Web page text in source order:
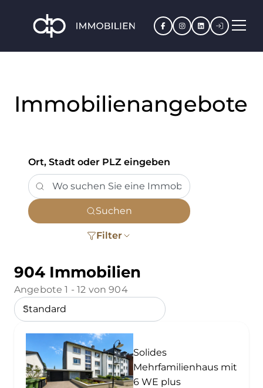
Facebook
Instagram
LinkedIn
Immobilienangebote
Ort, Stadt oder PLZ eingeben
Suchen
Filter
904 Immobilien
Angebote 1 - 12 von 904
Solides
Mehrfamilienhaus mit
6 WE plus